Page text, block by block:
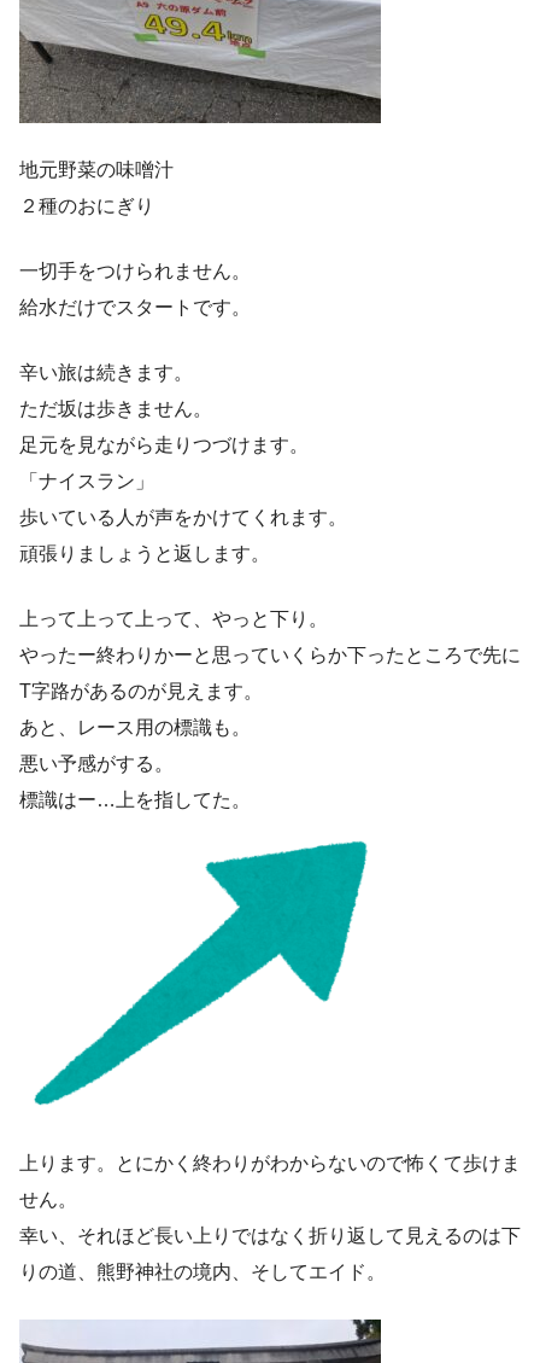
地元野菜の味噌汁
２種のおにぎり
一切手をつけられません。
給水だけでスタートです。
辛い旅は続きます。
ただ坂は歩きません。
足元を見ながら走りつづけます。
「ナイスラン」
歩いている人が声をかけてくれます。
頑張りましょうと返します。
上って上って上って、やっと下り。
やったー終わりかーと思っていくらか下ったところで先に
T字路があるのが見えます。
あと、レース用の標識も。
悪い予感がする。
標識はー…上を指してた。
上ります。とにかく終わりがわからないので怖くて歩けま
せん。
幸い、それほど長い上りではなく折り返して見えるのは下
りの道、熊野神社の境内、そしてエイド。